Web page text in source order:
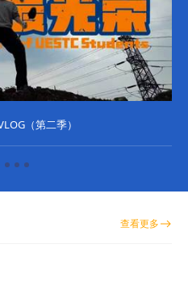
（第二季）
查看更多